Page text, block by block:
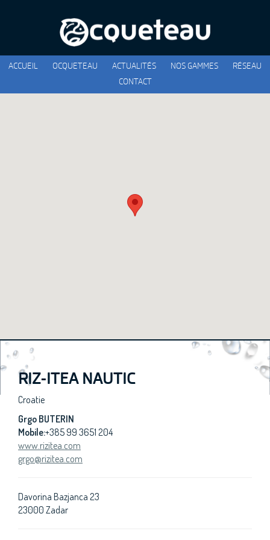
ACCUEIL OCQUETEAU ACTUALITÉS NOS GAMMES
RÉSEAU
CONTACT
RIZ-ITEA NAUTIC
Croatie
Grgo BUTERIN
Mobile:+385 99 3651 204
www.rizitea.com
grgo@rizitea.com
Davorina Bazjanca 23
23000 Zadar